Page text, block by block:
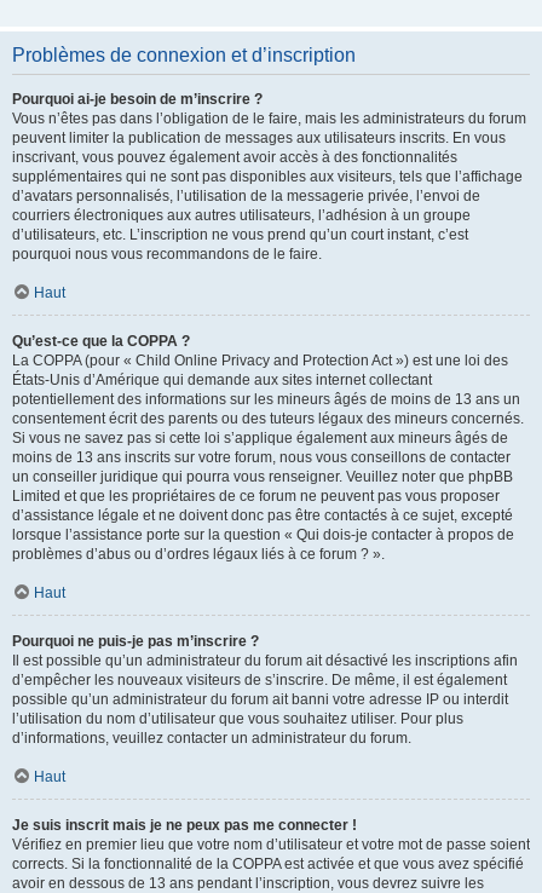
Problèmes de connexion et d’inscription
Pourquoi ai-je besoin de m’inscrire ?
Vous n’êtes pas dans l’obligation de le faire, mais les administrateurs du forum
peuvent limiter la publication de messages aux utilisateurs inscrits. En vous
inscrivant, vous pouvez également avoir accès à des fonctionnalités
supplémentaires qui ne sont pas disponibles aux visiteurs, tels que l’affichage
d’avatars personnalisés, l’utilisation de la messagerie privée, l’envoi de
courriers électroniques aux autres utilisateurs, l’adhésion à un groupe
d’utilisateurs, etc. L’inscription ne vous prend qu’un court instant, c’est
pourquoi nous vous recommandons de le faire.
Haut
Qu’est-ce que la COPPA ?
La COPPA (pour « Child Online Privacy and Protection Act ») est une loi des
États-Unis d’Amérique qui demande aux sites internet collectant
potentiellement des informations sur les mineurs âgés de moins de 13 ans un
consentement écrit des parents ou des tuteurs légaux des mineurs concernés.
Si vous ne savez pas si cette loi s’applique également aux mineurs âgés de
moins de 13 ans inscrits sur votre forum, nous vous conseillons de contacter
un conseiller juridique qui pourra vous renseigner. Veuillez noter que phpBB
Limited et que les propriétaires de ce forum ne peuvent pas vous proposer
d’assistance légale et ne doivent donc pas être contactés à ce sujet, excepté
lorsque l’assistance porte sur la question « Qui dois-je contacter à propos de
problèmes d’abus ou d’ordres légaux liés à ce forum ? ».
Haut
Pourquoi ne puis-je pas m’inscrire ?
Il est possible qu’un administrateur du forum ait désactivé les inscriptions afin
d’empêcher les nouveaux visiteurs de s’inscrire. De même, il est également
possible qu’un administrateur du forum ait banni votre adresse IP ou interdit
l’utilisation du nom d’utilisateur que vous souhaitez utiliser. Pour plus
d’informations, veuillez contacter un administrateur du forum.
Haut
Je suis inscrit mais je ne peux pas me connecter !
Vérifiez en premier lieu que votre nom d’utilisateur et votre mot de passe soient
corrects. Si la fonctionnalité de la COPPA est activée et que vous avez spécifié
avoir en dessous de 13 ans pendant l’inscription, vous devrez suivre les